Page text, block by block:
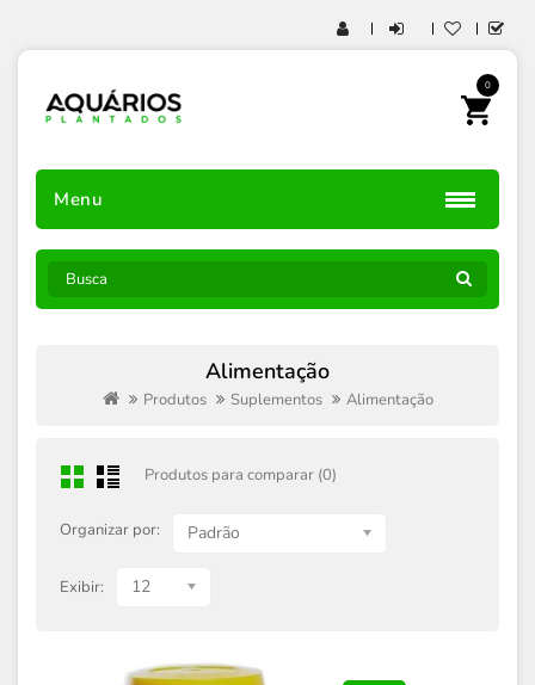
0
Menu
Alimentação
Produtos Suplementos Alimentação
Produtos para comparar (0)
Organizar por: Padrão
Exibir: 12